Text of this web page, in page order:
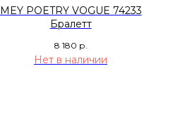
MEY POETRY VOGUE 74233
Бралетт
8 180 р.
Нет в наличии